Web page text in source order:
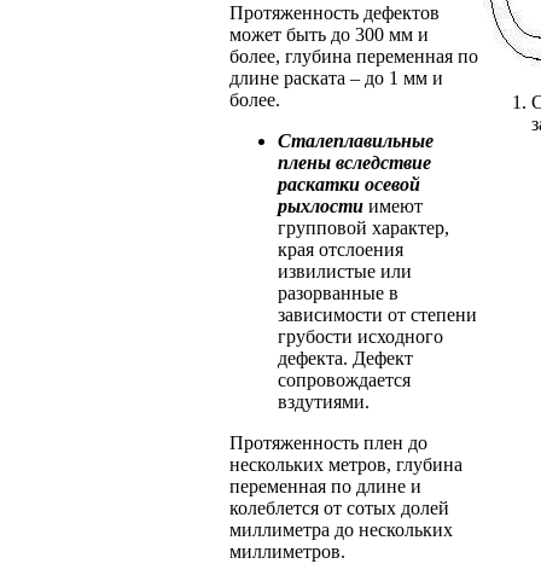
Протяженность дефектов
может быть до 300 мм и
более, глубина переменная по
длине раската – до 1 мм и
более.
Сталеплавильные
плены вследствие
раскатки осевой
рыхлости имеют
групповой характер,
края отслоения
извилистые или
разорванные в
зависимости от степени
грубости исходного
дефекта. Дефект
сопровождается
вздутиями.
Протяженность плен до
нескольких метров, глубина
переменная по длине и
колеблется от сотых долей
миллиметра до нескольких
миллиметров.